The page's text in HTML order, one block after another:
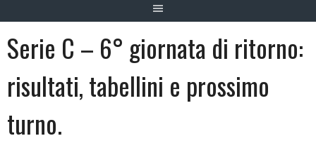
Serie C – 6° giornata di ritorno:
risultati, tabellini e prossimo
turno.